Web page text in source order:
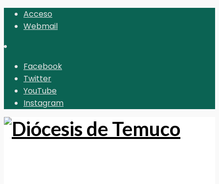
Acceso
Webmail
Facebook
Twitter
YouTube
Instagram